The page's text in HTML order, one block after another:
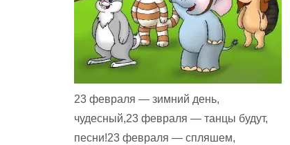
23 февраля — зимний день,
чудесный,23 февраля — танцы будут,
песни!23 февраля — спляшем,